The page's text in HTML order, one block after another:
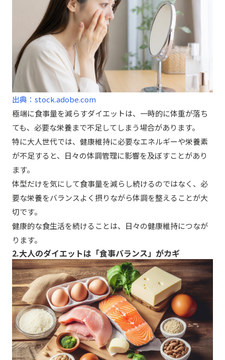
出典：stock.adobe.com
極端に食事量を減らすダイエットは、一時的に体重が落ち
ても、必要な栄養まで不足してしまう場合があります。
特に大人世代では、健康維持に必要なエネルギーや栄養素
が不足すると、日々の体調管理に影響を及ぼすことがあり
ます。
体型だけを気にして食事量を減らし続けるのではなく、必
要な栄養をバランスよく摂りながら体調を整えることが大
切です。
健康的な食生活を続けることは、日々の健康維持につなが
ります。
2.大人のダイエットは「食事バランス」がカギ